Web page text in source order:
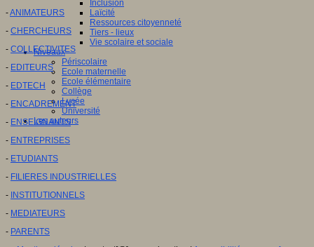
Inclusion
Laïcité
Ressources citoyenneté
Tiers - lieux
Vie scolaire et sociale
Niveaux
Périscolaire
Ecole maternelle
Ecole élémentaire
Collège
Lycée
Université
Les auteurs
-ANIMATEURS
- CHERCHEURS
- COLLECTIVITES
- EDITEURS
- EDTECH
- ENCADREMENT
- ENSEIGNANTS
- ENTREPRISES
- ETUDIANTS
- FILIERES INDUSTRIELLES
- INSTITUTIONNELS
- MEDIATEURS
- PARENTS